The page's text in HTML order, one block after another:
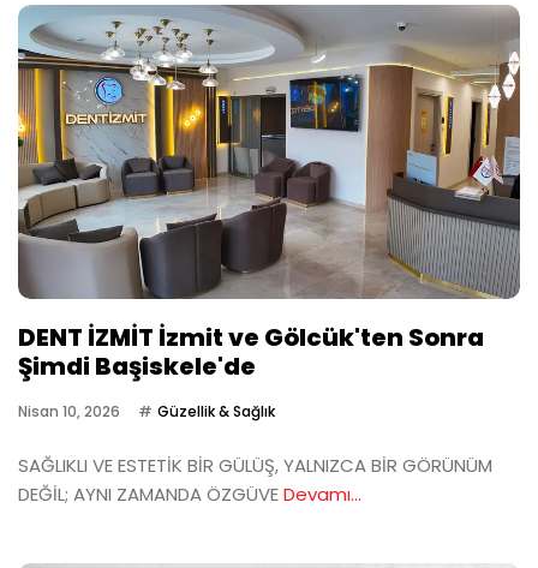
DENT İZMİT İzmit ve Gölcük'ten Sonra
Şimdi Başiskele'de
Nisan 10, 2026 Güzellik & Sağlık
SAĞLIKLI VE ESTETİK BİR GÜLÜŞ, YALNIZCA BİR GÖRÜNÜM
DEĞİL; AYNI ZAMANDA ÖZGÜVEDevamı...